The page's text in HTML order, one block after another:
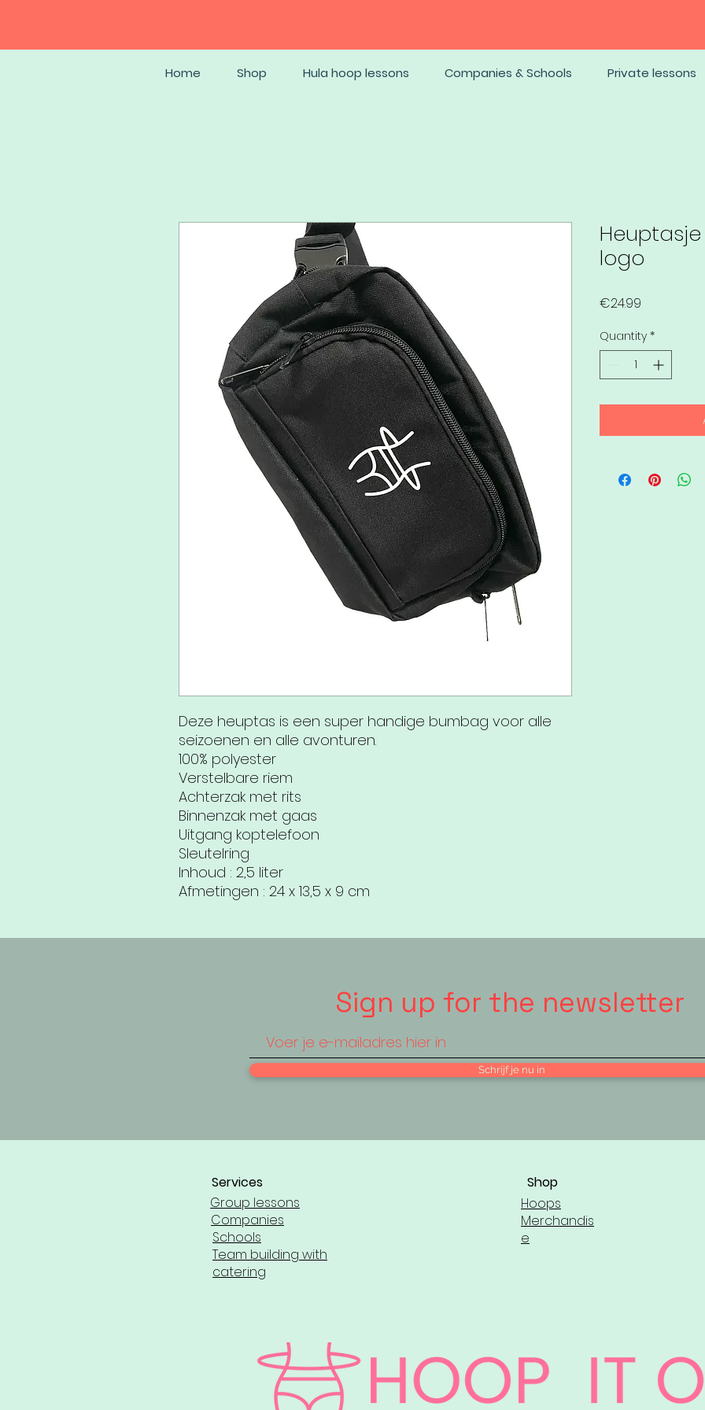
Home Shop Hula hoop lessons Companies & Schools Private lessons
Deze heuptas is een super handige bumbag voor alle
seizoenen en alle avonturen.
100% polyester
Verstelbare riem
Achterzak met rits
Binnenzak met gaas
Uitgang koptelefoon
Sleutelring
Inhoud : 2,5 liter
Afmetingen : 24 x 13,5 x 9 cm
logo
€24.99
Quantity *
Sign up for the newsletter
Schrijf je nu in
Services Shop
Schools
Team building with
catering
Merchandis
e
Group lessons Hoops
Companies